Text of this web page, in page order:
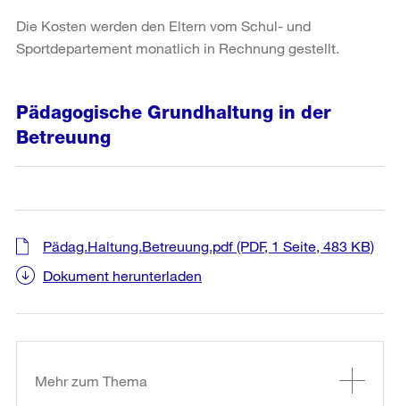
Die Kosten werden den Eltern vom Schul- und
Sportdepartement monatlich in Rechnung gestellt.
Pädagogische Grundhaltung in der
Betreuung
Pädag.Haltung.Betreuung.pdf (PDF, 1 Seite, 483 KB)
Dokument herunterladen
Informationen
Mehr zum Thema